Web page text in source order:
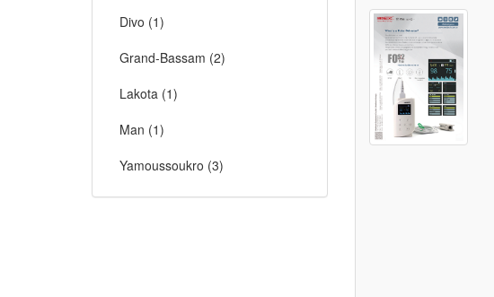
Divo (1)
Grand-Bassam (2)
Lakota (1)
Man (1)
Yamoussoukro (3)